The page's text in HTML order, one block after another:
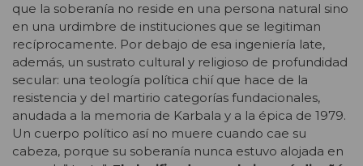
que la soberanía no reside en una persona natural sino
en una urdimbre de instituciones que se legitiman
recíprocamente. Por debajo de esa ingeniería late,
además, un sustrato cultural y religioso de profundidad
secular: una teología política chií que hace de la
resistencia y del martirio categorías fundacionales,
anudada a la memoria de Karbala y a la épica de 1979.
Un cuerpo político así no muere cuando cae su
cabeza, porque su soberanía nunca estuvo alojada en